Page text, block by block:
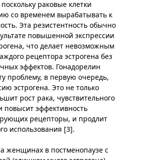
раковые клетки
со временем вырабатывать к
Эта резистентность обычно
повышенной экспрессии
что делает невозможным
рецептора эстрогена без
эффектов. Гонадорелин
проблему, в первую очередь,
эстрогена. Это не только
рост рака, чувствительного
повысит эффективность
рецепторы, и продлит
использования [3].
женщинах в постменопаузе с